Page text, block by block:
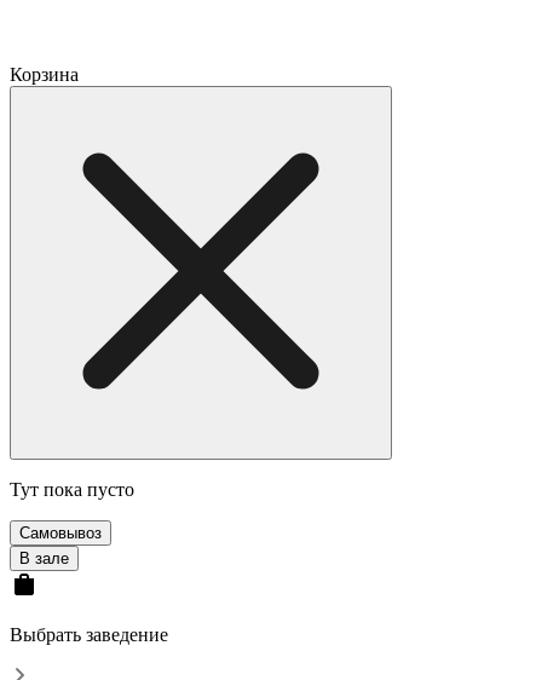
Корзина
Тут пока пусто
Самовывоз
В зале
Выбрать заведение